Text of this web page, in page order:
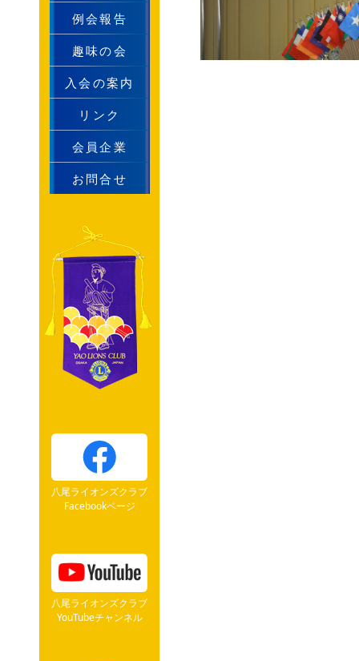
例会報告
趣味の会
入会の案内
リンク
会員企業
お問合せ
八尾ライオンズクラブ
Facebookページ
八尾ライオンズクラブ
YouTubeチャンネル